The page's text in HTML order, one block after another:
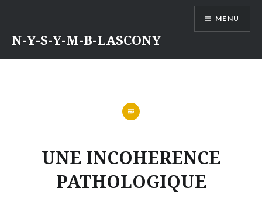
contenu
N-Y-S-Y-M-B-LASCONY
MENU
UNE INCOHERENCE
PATHOLOGIQUE